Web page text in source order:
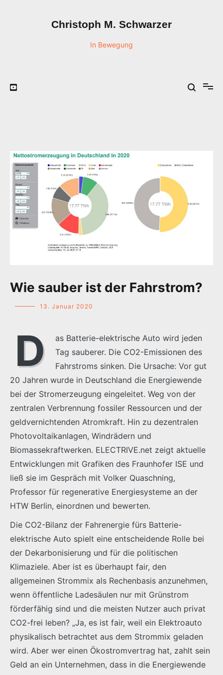
Christoph M. Schwarzer
In Bewegung
Wie sauber ist der Fahrstrom?
13. Januar 2020
D
as Batterie-elektrische Auto wird jeden
Tag sauberer. Die CO2-Emissionen des
Fahrstroms sinken. Die Ursache: Vor gut
20 Jahren wurde in Deutschland die Energiewende
bei der Stromerzeugung eingeleitet. Weg von der
zentralen Verbrennung fossiler Ressourcen und der
geldvernichtenden Atromkraft. Hin zu dezentralen
Photovoltaikanlagen, Windrädern und
Biomassekraftwerken. ELECTRIVE.net zeigt aktuelle
Entwicklungen mit Grafiken des Fraunhofer ISE und
ließ sie im Gespräch mit Volker Quaschning,
Professor für regenerative Energiesysteme an der
HTW Berlin, einordnen und bewerten.
Die CO2-Bilanz der Fahrenergie fürs Batterie-
elektrische Auto spielt eine entscheidende Rolle bei
der Dekarbonisierung und für die politischen
Klimaziele. Aber ist es überhaupt fair, den
allgemeinen Strommix als Rechenbasis anzunehmen,
wenn öffentliche Ladesäulen nur mit Grünstrom
förderfähig sind und die meisten Nutzer auch privat
CO2-frei leben? „Ja, es ist fair, weil ein Elektroauto
physikalisch betrachtet aus dem Strommix geladen
wird. Aber wer einen Ökostromvertrag hat, zahlt sein
Geld an ein Unternehmen, dass in die Energiewende